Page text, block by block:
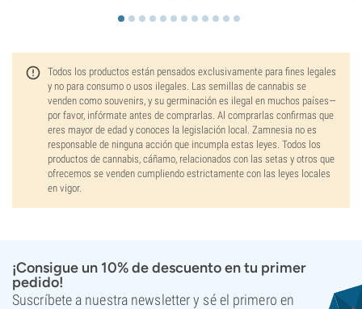
Todos los productos están pensados exclusivamente para fines legales
y no para consumo o usos ilegales. Las semillas de cannabis se
venden como souvenirs, y su germinación es ilegal en muchos países—
por favor, infórmate antes de comprarlas. Al comprarlas confirmas que
eres mayor de edad y conoces la legislación local. Zamnesia no es
responsable de ninguna acción que incumpla estas leyes. Todos los
productos de cannabis, cáñamo, relacionados con las setas y otros que
ofrecemos se venden cumpliendo estrictamente con las leyes locales
en vigor.
¡Consigue un 10% de descuento en tu primer
pedido!
Suscríbete a nuestra newsletter y sé el primero en